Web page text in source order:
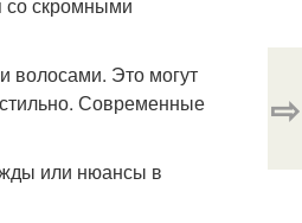
волосами. Это могут
Современные
или нюансы в
⇨